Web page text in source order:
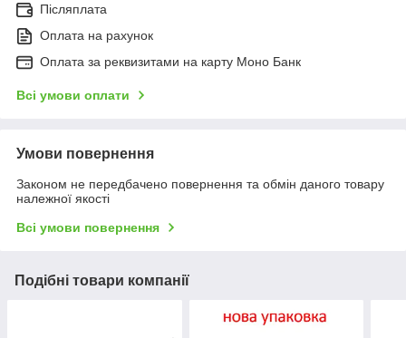
Післяплата
Оплата на рахунок
Оплата за реквизитами на карту Моно Банк
Всі умови оплати
Умови повернення
Законом не передбачено повернення та обмін даного товару
належної якості
Всі умови повернення
Подібні товари компанії